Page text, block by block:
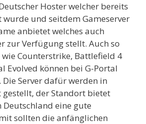
Hoster welcher bereits
wurde und seitdem Gameserver
anbietet welches auch
zur Verfügung stellt. Auch so
Counterstrike, Battlefield 4
Evolved können bei G-Portal
Server dafür werden in
der Standort bietet
eine gute
sollten die anfänglichen